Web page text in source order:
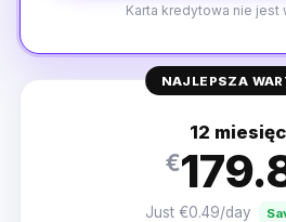
Karta kredytowa nie jest
NAJLEPSZA
12
€
Just €0.49/day